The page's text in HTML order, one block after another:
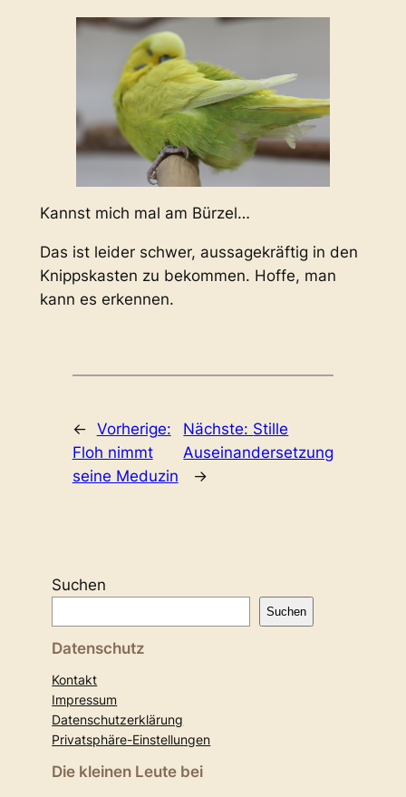
Kannst mich mal am Bürzel…
Das ist leider schwer, aussagekräftig in den
Knippskasten zu bekommen. Hoffe, man
kann es erkennen.
← Vorherige:
Floh nimmt
seine Meduzin
Nächste: Stille
Auseinandersetzung
→
Suchen
Suchen
Datenschutz
Kontakt
Impressum
Datenschutzerklärung
Privatsphäre-Einstellungen
Die kleinen Leute bei